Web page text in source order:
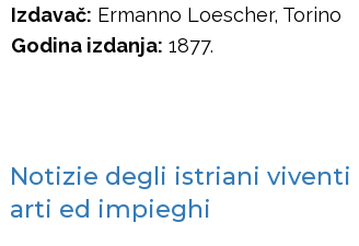
Izdavač: Ermanno Loescher, Torino
Godina izdanja: 1877.
Notizie degli istriani viventi
arti ed impieghi